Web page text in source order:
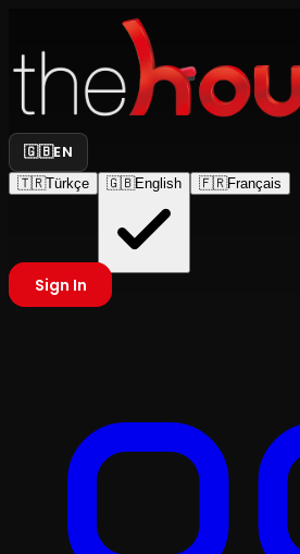
🇬🇧EN
🇹🇷Türkçe 🇬🇧English 🇫🇷Français
Sign In